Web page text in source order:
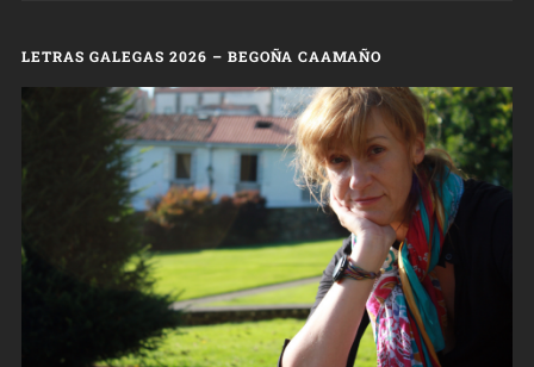
LETRAS GALEGAS 2026 – BEGOÑA CAAMAÑO